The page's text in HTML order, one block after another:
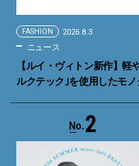
FASHION 2026.8.3
ニュース
【ルイ・ヴィトン新作】軽
ルクテック｣を使用したモ
2